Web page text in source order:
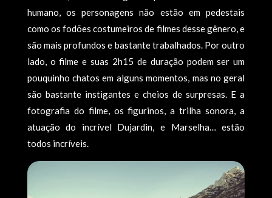
humano, os personagens não estão em pedestais
como os fodões costumeiros de filmes desse gênero, e
são mais profundos e bastante trabalhados. Por outro
lado, o filme e suas 2h15 de duração podem ser um
pouquinho chatos em alguns momentos, mas no geral
são bastante instigantes e cheios de surpresas. E a
fotografia do filme, os figurinos, a trilha sonora, a
atuação do incrível Dujardin, e Marselha… estão
todos incríveis.